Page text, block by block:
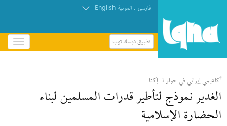
فارسی . العربیة English
تطبيق ديسك توب
باز
و
أكاديمي إیراني في حوار لـ"إکنا":
الغدير نموذج لتأطير قدرات المسلمين لبناء
الحضارة الإسلامية